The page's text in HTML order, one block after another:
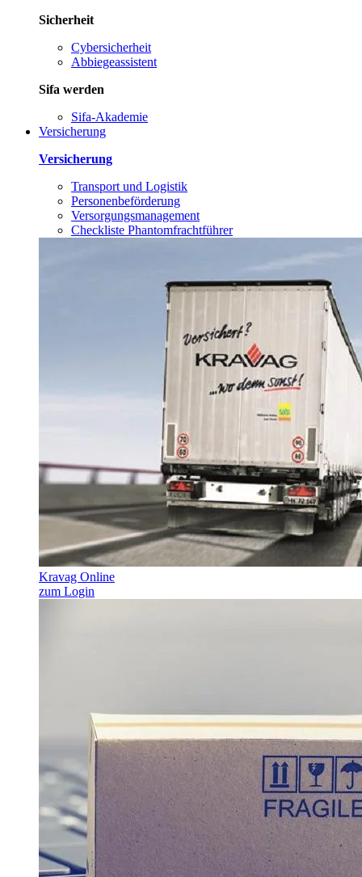
Sicherheit
Cybersicherheit
Abbiegeassistent
Sifa werden
Sifa-Akademie
Versicherung
Versicherung
Transport und Logistik
Personenbeförderung
Versorgungsmanagement
Checkliste Phantomfrachtführer
Kravag Online
zum Login